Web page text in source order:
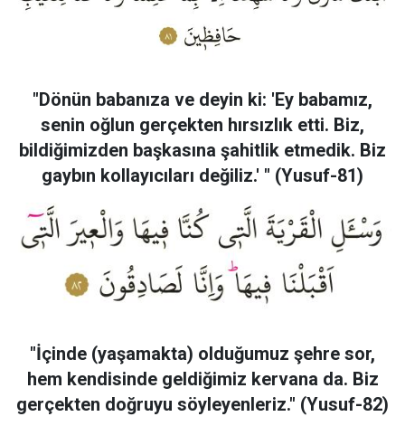
"Dönün babanıza ve deyin ki: 'Ey babamız,
senin oğlun gerçekten hırsızlık etti. Biz,
bildiğimizden başkasına şahitlik etmedik. Biz
gaybın kollayıcıları değiliz.' " (Yusuf-81)
"İçinde (yaşamakta) olduğumuz şehre sor,
hem kendisinde geldiğimiz kervana da. Biz
gerçekten doğruyu söyleyenleriz." (Yusuf-82)